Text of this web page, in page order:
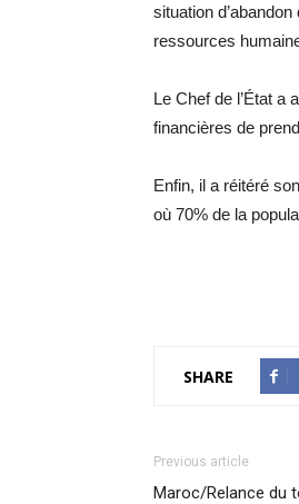
situation
ressources
Le Chef de l’État a
financières de
Enfin, il a réitéré
où 70% de la
SHARE
Previous article
Maroc/Relance du